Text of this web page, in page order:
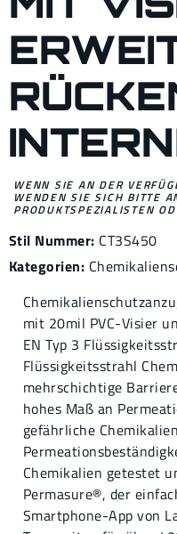
WENN SIE AN DER
WENDEN SIE SICH BITTE
PRODUKTSPEZIALISTEN
Stil Nummer: CT3S450
Kategorien:
mit 20mil PVC-Visier
EN Typ 3
Flüssigkeitsstrahl
mehrschichtige
hohes Maß an
gefährliche
Chemikalien getestet
Permasure®, der
Smartphone-App von